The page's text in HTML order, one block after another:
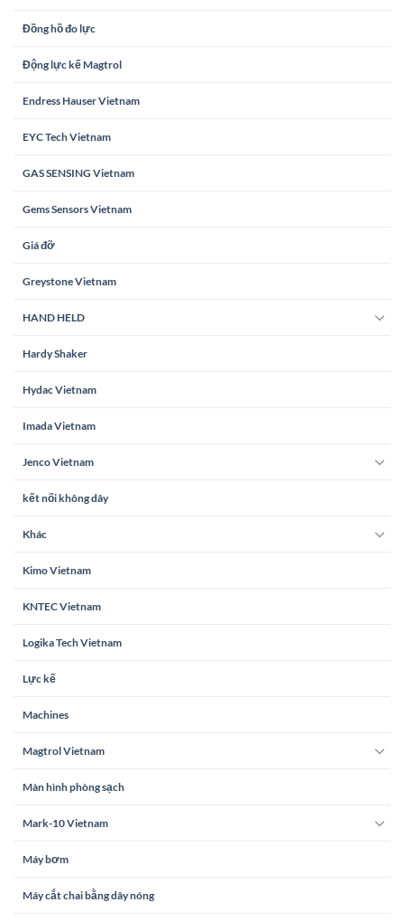
Đồng hồ đo lực
Động lực kế Magtrol
Endress Hauser Vietnam
EYC Tech Vietnam
GAS SENSING Vietnam
Gems Sensors Vietnam
Giá đỡ
Greystone Vietnam
HAND HELD
Hardy Shaker
Hydac Vietnam
Imada Vietnam
Jenco Vietnam
kết nối không dây
Khác
Kimo Vietnam
KNTEC Vietnam
Logika Tech Vietnam
Lực kế
Machines
Magtrol Vietnam
Màn hình phòng sạch
Mark-10 Vietnam
Máy bơm
Máy cắt chai bằng dây nóng